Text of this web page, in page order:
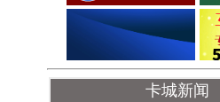
卡城新闻